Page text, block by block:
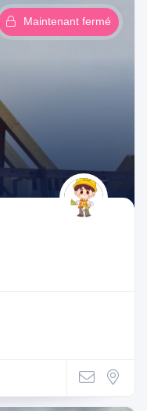
Maintenant fermé